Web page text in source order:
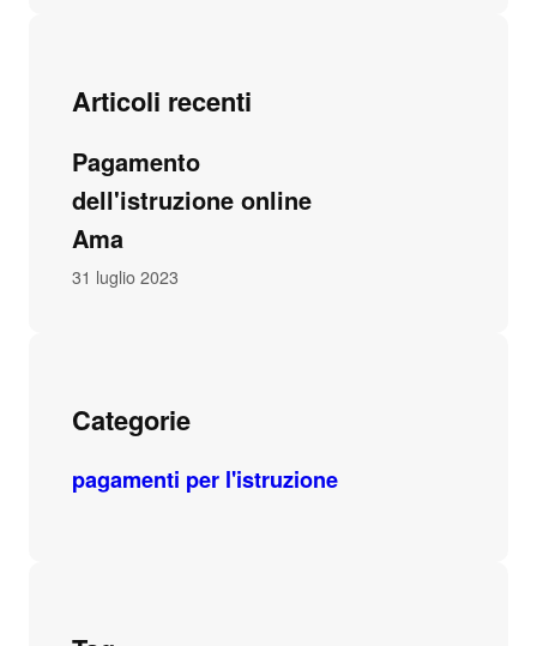
Articoli recenti
Pagamento
dell'istruzione online
Ama
31 luglio 2023
Categorie
pagamenti per l'istruzione